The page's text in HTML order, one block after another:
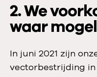
2. We
waar
In juni 2021 zijn
vectorbestrijding in